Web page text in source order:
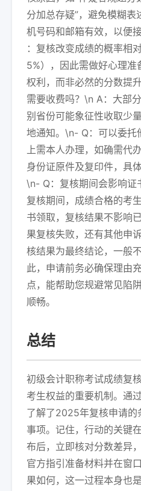
分加总存疑”，避免模糊
机号码和邮箱有效，以便
：复核改变成绩的概率相
5%），因此需做好心理
权利，而非必然的分数提
需要收费吗？\n A：大部
别省份可能象征性收取少
地通知。\n- Q：可以委托
上需本人办理，如确需代
身份证原件及复印件，具
\n- Q：复核期间会影响证
复核期间，成绩合格的考
书领取，复核结果不影响
果复核失败，还有其他申
核结果为最终结论，一般
此，申请前务必确保理由
点，能帮助您规避常见陷
顺畅。
总结
初级会计职称考试成绩复
考生权益的重要机制。通
了解了2025年复核申请的
事项。记住，行动的关键
布后，立即核对分数差异
官方指引准备材料并在窗
果如何，这一过程本身也